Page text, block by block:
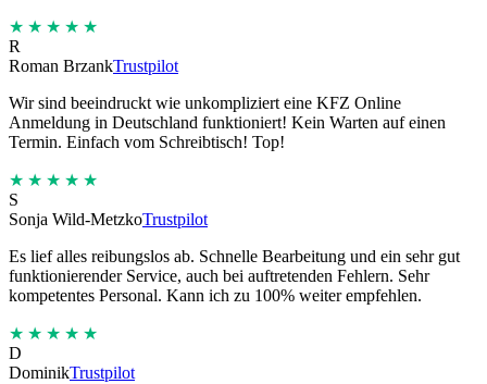
★★★★★
R
Roman BrzankTrustpilot
Wir sind beeindruckt wie unkompliziert eine KFZ Online
Anmeldung in Deutschland funktioniert! Kein Warten auf einen
Termin. Einfach vom Schreibtisch! Top!
★★★★★
S
Sonja Wild-MetzkoTrustpilot
Es lief alles reibungslos ab. Schnelle Bearbeitung und ein sehr gut
funktionierender Service, auch bei auftretenden Fehlern. Sehr
kompetentes Personal. Kann ich zu 100% weiter empfehlen.
★★★★★
D
DominikTrustpilot